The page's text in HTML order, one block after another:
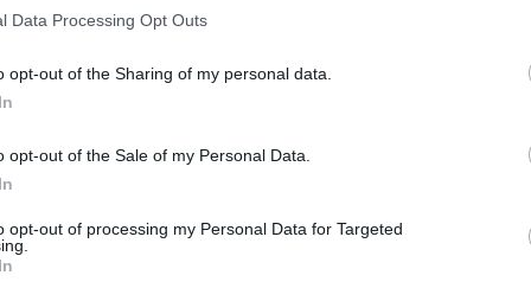
Data Processing Opt Outs
opt-out of the Sharing of my personal data.
opt-out of the Sale of my Personal Data.
opt-out of processing my Personal Data for Targeted
«Lorsque les transmissions ne sont pas surveillées, il y a
1k